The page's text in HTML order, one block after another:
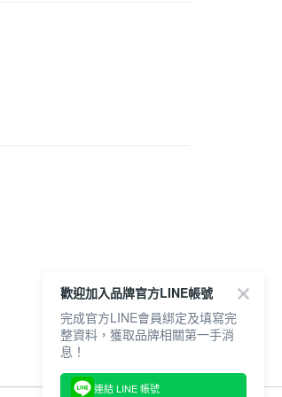
)免運費
歡迎加入品牌官方LINE帳號
完成官方LINE會員綁定及填寫完
整資料，獲取品牌相關第一手消
息！
連結 LINE 帳號